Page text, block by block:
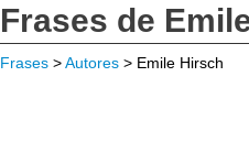
Frases de
Frases >Autores > Emile Hirsch